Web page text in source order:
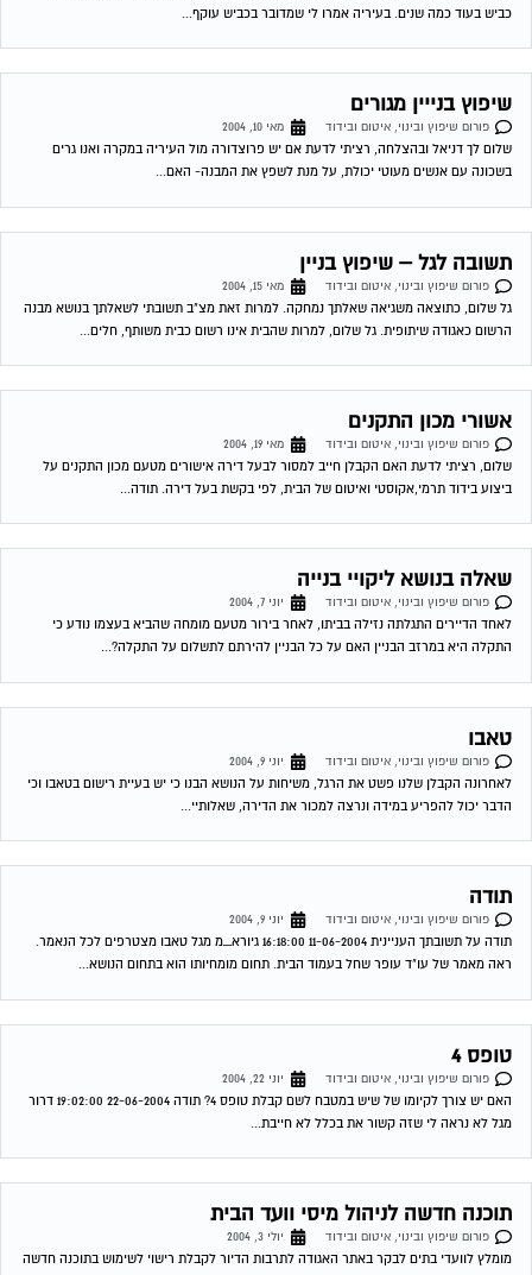
כביש בעוד כמה שנים. בעיריה אמרו לי שמדובר בכביש עוקף...
שיפוץ בנייין מגורים
פורום שיפוץ ובינוי, איטום ובידוד
מאי 10, 2004
שלום לך דניאל ובהצלחה, רציתי לדעת אם יש פרוצדורה מול העיריה במקרה ואנו גרים
בשכונה עם אנשים מעוטי יכולת, על מנת לשפץ את המבנה- האם...
תשובה לגל – שיפוץ בניין
פורום שיפוץ ובינוי, איטום ובידוד
מאי 15, 2004
גל שלום, כתוצאה משגיאה שאלתך נמחקה. למרות זאת מצ"ב תשובתי לשאלתך בנושא מבנה
הרשום כאגודה שיתופית. גל שלום, למרות שהבית אינו רשום כבית משותף, חלים...
אשורי מכון התקנים
פורום שיפוץ ובינוי, איטום ובידוד
מאי 19, 2004
שלום, רציתי לדעת האם הקבלן חייב למסור לבעל דירה אישורים מטעם מכון התקנים על
ביצוע בידוד תרמי,אקוסטי ואיטום של הבית, לפי בקשת בעל דירה. תודה...
שאלה בנושא ליקויי בנייה
פורום שיפוץ ובינוי, איטום ובידוד
יוני 7, 2004
לאחד הדיירים התגלתה נזילה בביתו, לאחר בירור מטעם מומחה שהביא בעצמו נודע כי
התקלה היא במרזב הבניין האם על כל הבניין להירתם לתשלום על התקלה?...
טאבו
פורום שיפוץ ובינוי, איטום ובידוד
יוני 9, 2004
לאחרונה הקבלן שלנו פשט את הרגל, משיחות על הנושא הבנו כי יש בעיית רישום בטאבו וכי
הדבר יכול להפריע במידה ונרצה למכור את הדירה, שאלותיי...
תודה
פורום שיפוץ ובינוי, איטום ובידוד
יוני 9, 2004
תודה על תשובתך העניינית 11-06-2004 16:18:00 גיורא_מ מגל טאבו מצטרפים לכל הנאמר.
ראה מאמר של עו"ד עופר שחל בעמוד הבית. תחום מומחיותו הוא בתחום הנושא...
טופס 4
פורום שיפוץ ובינוי, איטום ובידוד
יוני 22, 2004
האם יש צורך לקיומו של שיש במטבח לשם קבלת טופס 4? תודה 22-06-2004 19:02:00 דרור
מגל לא נראה לי שזה קשור את בכלל לא חייבת...
תוכנה חדשה לניהול מיסי וועד הבית
פורום שיפוץ ובינוי, איטום ובידוד
יולי 3, 2004
מומלץ לוועדי בתים לבקר באתר האגודה לתרבות הדיור לקבלת רישוי לשימוש בתוכנה חדשה